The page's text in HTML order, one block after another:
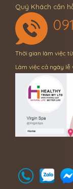
Quý Khách cần
Thời gian làm việc
Làm việc cả ngày lễ